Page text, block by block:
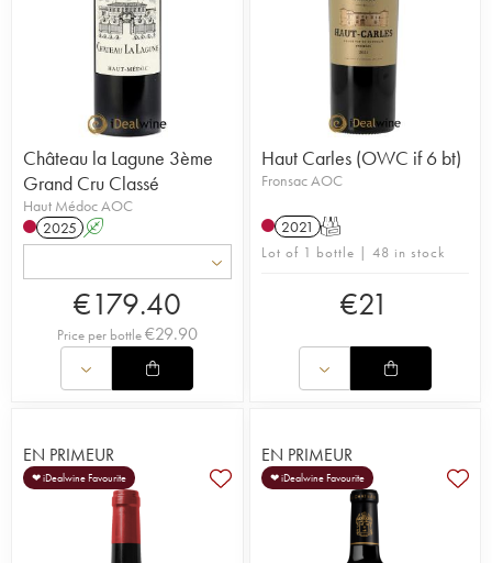
Château la Lagune 3ème
Grand Cru Classé
Haut Médoc AOC
2025 A
€179.40
Price per bottle€29.90
Haut Carles (OWC if 6 bt)
Fronsac AOC
2021 T
Lot of 1 bottle | 48 in stock
€21
EN PRIMEUR
❤ iDealwine Favourite
EN PRIMEUR
❤ iDealwine Favourite